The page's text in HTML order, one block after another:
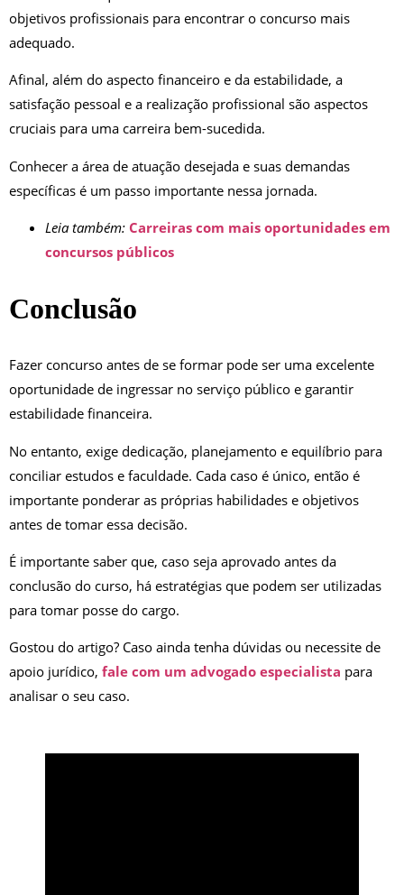
objetivos profissionais para encontrar o concurso mais
adequado.
Afinal, além do aspecto financeiro e da estabilidade, a
satisfação pessoal e a realização profissional são aspectos
cruciais para uma carreira bem-sucedida.
Conhecer a área de atuação desejada e suas demandas
específicas é um passo importante nessa jornada.
Leia também: Carreiras com mais oportunidades em
concursos públicos
Conclusão
Fazer concurso antes de se formar pode ser uma excelente
oportunidade de ingressar no serviço público e garantir
estabilidade financeira.
No entanto, exige dedicação, planejamento e equilíbrio para
conciliar estudos e faculdade. Cada caso é único, então é
importante ponderar as próprias habilidades e objetivos
antes de tomar essa decisão.
É importante saber que, caso seja aprovado antes da
conclusão do curso, há estratégias que podem ser utilizadas
para tomar posse do cargo.
Gostou do artigo? Caso ainda tenha dúvidas ou necessite de
apoio jurídico, fale com um advogado especialista para
analisar o seu caso.